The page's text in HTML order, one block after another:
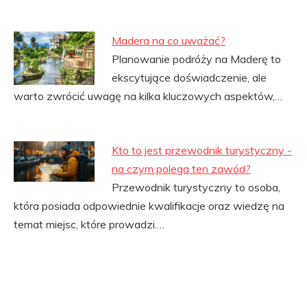
Madera na co uważać?
Planowanie podróży na Maderę to
ekscytujące doświadczenie, ale
warto zwrócić uwagę na kilka kluczowych aspektów,…
Kto to jest przewodnik turystyczny -
na czym polega ten zawód?
Przewodnik turystyczny to osoba,
która posiada odpowiednie kwalifikacje oraz wiedzę na
temat miejsc, które prowadzi.…